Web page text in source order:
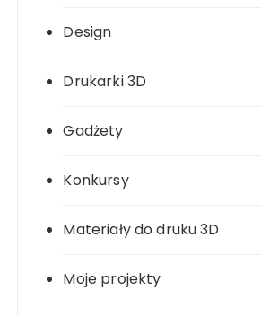
Design
Drukarki 3D
Gadżety
Konkursy
Materiały do druku 3D
Moje projekty